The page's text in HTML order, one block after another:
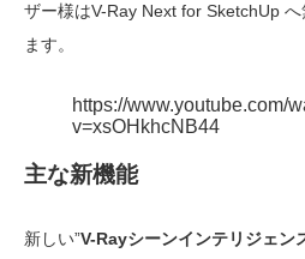
ザー様はV-Ray Next for SketchUp
ます。
https://www.youtube.com/
v=xsOHkhcNB44
主な新機能
新しい”V-Rayシーンインテリジェン